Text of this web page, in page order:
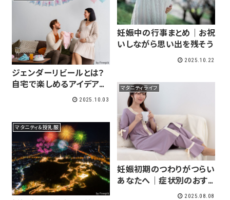
妊娠中の行事まとめ｜お祝
いしながら思い出を残そう
2025.10.22
ジェンダーリビールとは？
自宅で楽しめるアイデア＆
おすすめアイテム
2025.10.03
マタニティライフ
妊娠初期のつわりがつらい
あなたへ｜症状別のおすす
2025.08.08
マタニティ＆授乳服